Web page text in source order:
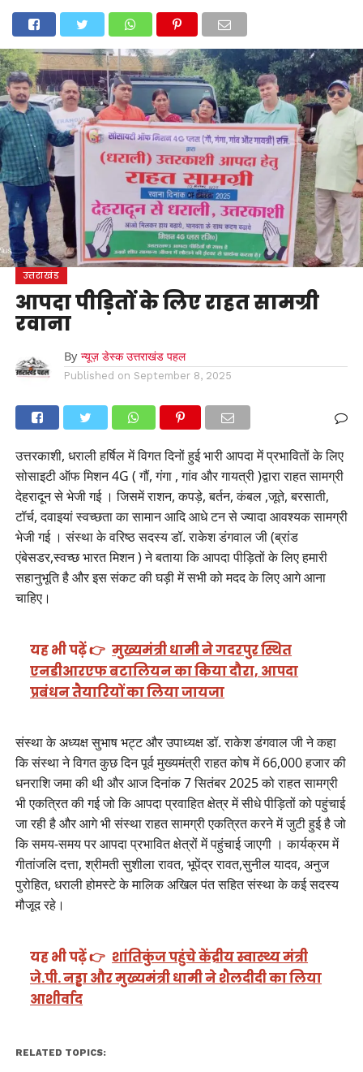
उत्तराखंडअल्मोड़ाउत्तरकाशीउधम सिंह नगरचंपावत चमोलीटिहरी गढ़वाल
देहरादूननैनीतालपिथौरागढ़पौड़ी गढ़वालबागेश्वररुद्रप्रयागहरिद्वारदेश दुनिया
मनोरंजन
उत्तराखंड
आपदा पीड़ितों के लिए राहत सामग्री
रवाना
By न्यूज़ डेस्क उत्तराखंड पहल
Published on September 8, 2025
उत्तरकाशी, धराली हर्षिल में विगत दिनों हुई भारी आपदा में प्रभावितों के लिए
सोसाइटी ऑफ मिशन 4G ( गौं, गंगा , गांव और गायत्री )द्वारा राहत सामग्री
देहरादून से भेजी गई । जिसमें राशन, कपड़े, बर्तन, कंबल ,जूते, बरसाती,
टॉर्च, दवाइयां स्वच्छता का सामान आदि आधे टन से ज्यादा आवश्यक सामग्री
भेजी गई । संस्था के वरिष्ठ सदस्य डॉ. राकेश डंगवाल जी (ब्रांड
एंबेसडर,स्वच्छ भारत मिशन ) ने बताया कि आपदा पीड़ितों के लिए हमारी
सहानुभूति है और इस संकट की घड़ी में सभी को मदद के लिए आगे आना
चाहिए।
यह भी पढ़ें 👉 मुख्यमंत्री धामी ने गदरपुर स्थित
एनडीआरएफ बटालियन का किया दौरा, आपदा
प्रबंधन तैयारियों का लिया जायजा
संस्था के अध्यक्ष सुभाष भट्ट और उपाध्यक्ष डॉ. राकेश डंगवाल जी ने कहा
कि संस्था ने विगत कुछ दिन पूर्व मुख्यमंत्री राहत कोष में 66,000 हजार की
धनराशि जमा की थी और आज दिनांक 7 सितंबर 2025 को राहत सामग्री
भी एकत्रित की गई जो कि आपदा प्रवाहित क्षेत्र में सीधे पीड़ितों को पहुंचाई
जा रही है और आगे भी संस्था राहत सामग्री एकत्रित करने में जुटी हुई है जो
कि समय-समय पर आपदा प्रभावित क्षेत्रों में पहुंचाई जाएगी । कार्यक्रम में
गीतांजलि दत्ता, श्रीमती सुशीला रावत, भूपेंद्र रावत,सुनील यादव, अनुज
पुरोहित, धराली होमस्टे के मालिक अखिल पंत सहित संस्था के कई सदस्य
मौजूद रहे।
यह भी पढ़ें 👉 शांतिकुंज पहुंचे केंद्रीय स्वास्थ्य मंत्री
जे.पी. नड्डा और मुख्यमंत्री धामी ने शैलदीदी का लिया
आशीर्वाद
RELATED TOPICS: